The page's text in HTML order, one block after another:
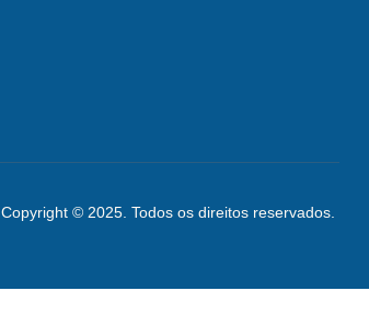
Copyright © 2025. Todos os direitos reservados.